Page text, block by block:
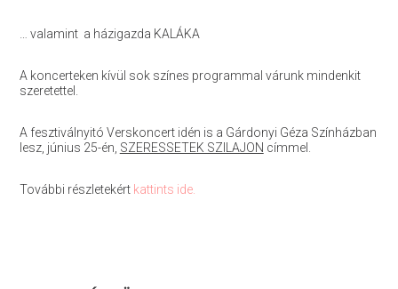
… valamint a házigazda KALÁKA
A koncerteken kívül sok színes programmal várunk mindenkit
szeretettel.
A fesztiválnyitó Verskoncert idén is a Gárdonyi Géza Színházban
lesz, június 25-én, SZERESSETEK SZILAJON címmel.
További részletekért kattints ide.